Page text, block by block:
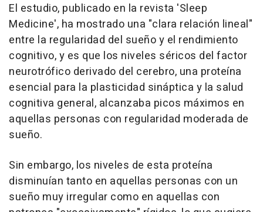
El estudio, publicado en la revista 'Sleep
Medicine', ha mostrado una "clara relación lineal"
entre la regularidad del sueño y el rendimiento
cognitivo, y es que los niveles séricos del factor
neurotrófico derivado del cerebro, una proteína
esencial para la plasticidad sináptica y la salud
cognitiva general, alcanzaba picos máximos en
aquellas personas con regularidad moderada de
sueño.
Sin embargo, los niveles de esta proteína
disminuían tanto en aquellas personas con un
sueño muy irregular como en aquellas con